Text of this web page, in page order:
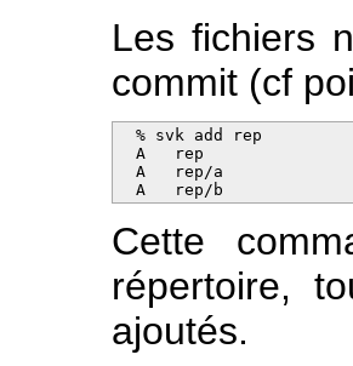
Les fichiers
commit (cf
  % svk add rep
  A   rep
  A   rep/a
  A   rep/b
Cette
répertoire,
ajoutés.